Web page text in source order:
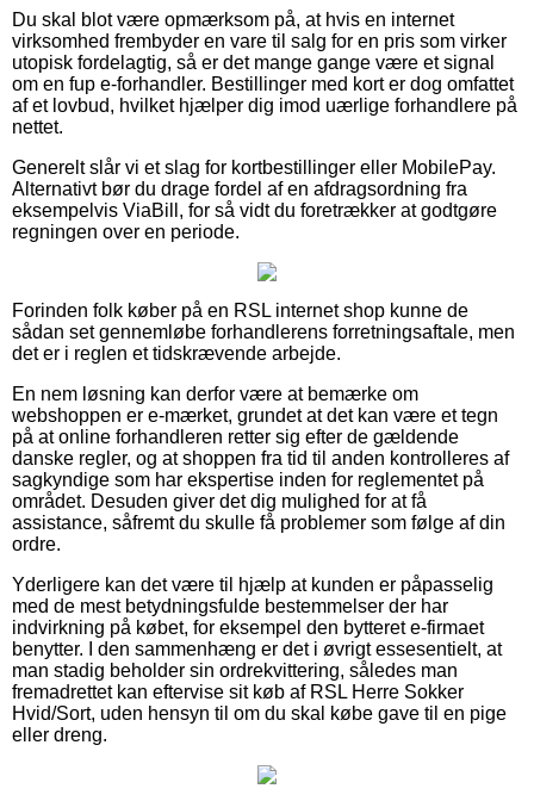
Du skal blot være opmærksom på, at hvis en internet
virksomhed frembyder en vare til salg for en pris som virker
utopisk fordelagtig, så er det mange gange være et signal
om en fup e-forhandler. Bestillinger med kort er dog omfattet
af et lovbud, hvilket hjælper dig imod uærlige forhandlere på
nettet.
Generelt slår vi et slag for kortbestillinger eller MobilePay.
Alternativt bør du drage fordel af en afdragsordning fra
eksempelvis ViaBill, for så vidt du foretrækker at godtgøre
regningen over en periode.
Forinden folk køber på en RSL internet shop kunne de
sådan set gennemløbe forhandlerens forretningsaftale, men
det er i reglen et tidskrævende arbejde.
En nem løsning kan derfor være at bemærke om
webshoppen er e-mærket, grundet at det kan være et tegn
på at online forhandleren retter sig efter de gældende
danske regler, og at shoppen fra tid til anden kontrolleres af
sagkyndige som har ekspertise inden for reglementet på
området. Desuden giver det dig mulighed for at få
assistance, såfremt du skulle få problemer som følge af din
ordre.
Yderligere kan det være til hjælp at kunden er påpasselig
med de mest betydningsfulde bestemmelser der har
indvirkning på købet, for eksempel den bytteret e-firmaet
benytter. I den sammenhæng er det i øvrigt essesentielt, at
man stadig beholder sin ordrekvittering, således man
fremadrettet kan eftervise sit køb af RSL Herre Sokker
Hvid/Sort, uden hensyn til om du skal købe gave til en pige
eller dreng.